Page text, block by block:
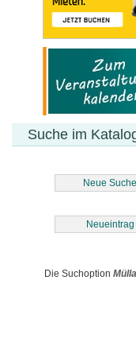
Suche im
Neue Suche
Neueintrag
Die Suchoption